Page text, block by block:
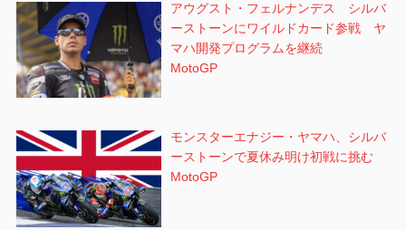
アウグスト・フェルナンデス シルバ
ーストーンにワイルドカード参戦 ヤ
マハ開発プログラムを継続
MotoGP
モンスターエナジー・ヤマハ、シルバ
ーストーンで夏休み明け初戦に挑む
MotoGP